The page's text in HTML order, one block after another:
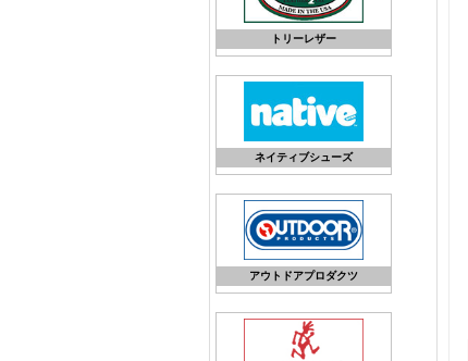
トリーレザー
ネイティブシューズ
アウトドアプロダクツ